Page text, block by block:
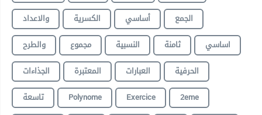
والاعداد
الكسرية أساسي
الجمع
والطرح
مجموع النسبية ثامنة
اساسي
الجذاءات
المعتبرة العبارات
الحرفية
تاسعة
Polynome Exercice
2eme